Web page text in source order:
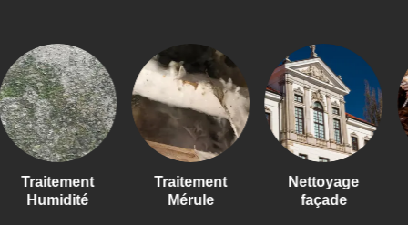
Traitement
Mérule
Nettoyage
façade